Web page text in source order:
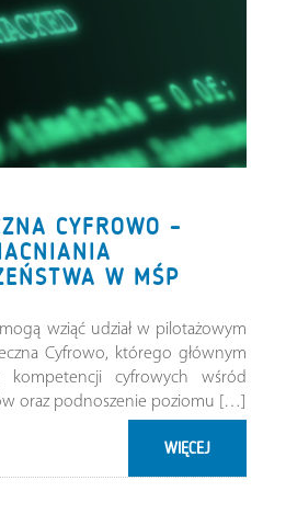
CYFROWO –
W MŚP
wziąć udział w pilotażowym
Cyfrowo, którego głównym
kompetencji cyfrowych wśród
oraz podnoszenie poziomu […]
WIĘCEJ